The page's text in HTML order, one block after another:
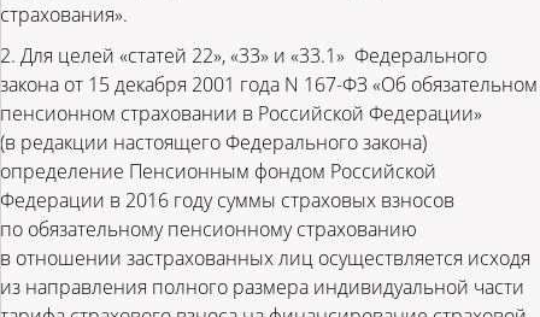
страхования».
2. Для целей «статей 22», «33» и «33.1» Федерального
закона от 15 декабря 2001 года N 167-ФЗ «Об обязательном
пенсионном страховании в Российской Федерации»
(в редакции настоящего Федерального закона)
определение Пенсионным фондом Российской
Федерации в 2016 году суммы страховых взносов
по обязательному пенсионному страхованию
в отношении застрахованных лиц осуществляется исходя
из направления полного размера индивидуальной части